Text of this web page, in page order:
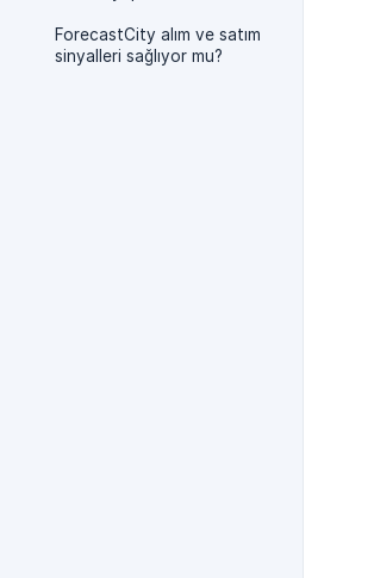
ForecastCity alım ve satım
sinyalleri sağlıyor mu?